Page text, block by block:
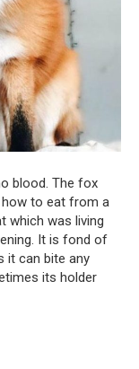
blood. The fox
how to eat from a
which was living
It is fond of
it can bite any
its holder